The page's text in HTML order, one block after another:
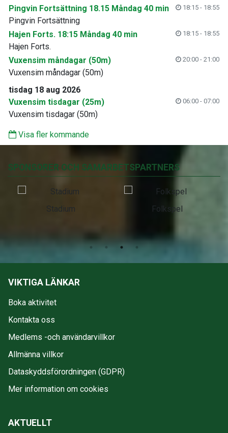
Pingvin Fortsättning 18.15 Måndag 40 min
18:15 - 18:55
Pingvin Fortsättning
Hajen Forts. 18:15 Måndag 40 min
18:15 - 18:55
Hajen Forts.
Vuxensim måndagar (50m)
20:00 - 21:00
Vuxensim måndagar (50m)
tisdag 18 aug 2026
Vuxensim tisdagar (25m)
06:00 - 07:00
Vuxensim tisdagar (50m)
Visa fler kommande
SPONSORER OCH SAMARBETSPARTNERS
Stadium Folkspel
VIKTIGA LÄNKAR
Boka aktivitet
Kontakta oss
Medlems -och användarvillkor
Allmänna villkor
Dataskyddsförordningen (GDPR)
Mer information om cookies
AKTUELLT